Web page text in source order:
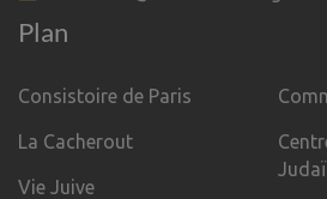
Plan
Consistoire de Paris
La Cacherout
Vie Juive